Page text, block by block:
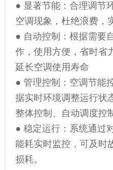
● 显著节能：合理调节
空调现象，杜绝浪费，
● 自动控制：根据需要
作，使用方便，省时省
延长空调使用寿命
● 管理控制：空调节能
据实时环境调整运行状
整体控制、自动调度控
● 稳定运行：系统通过
能耗实时监控，可及时
损耗。